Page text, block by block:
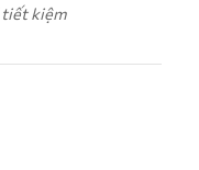
tiết kiệm